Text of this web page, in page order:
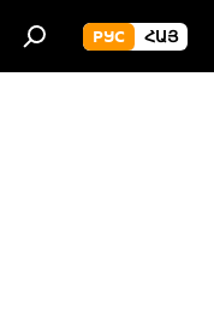
РУС ՀԱՅ